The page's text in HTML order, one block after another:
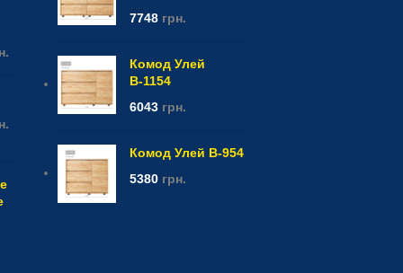
7748 грн.
Комод Улей
В-1154
6043 грн.
Комод Улей В-954
5380 грн.